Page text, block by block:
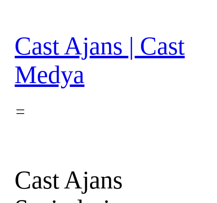
Cast Ajans | Cast
Medya
Cast Ajans